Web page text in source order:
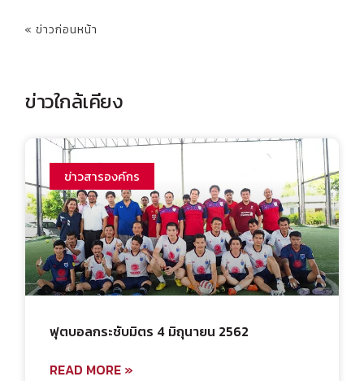
« ข่าวก่อนหน้า
ข่าวใกล้เคียง
ข่าวสารองค์กร
ฟุตบอลกระชับมิตร 4 มิถุนายน 2562
READ MORE »